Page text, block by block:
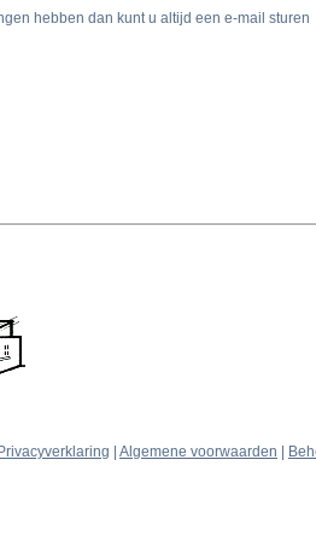
hebben dan kunt u altijd een e-mail sturen
Privacyverklaring Algemene voorwaarden